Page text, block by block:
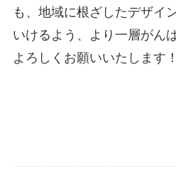
も、地域に根ざしたデザイ
いけるよう、より一層がん
よろしくお願いいたします！